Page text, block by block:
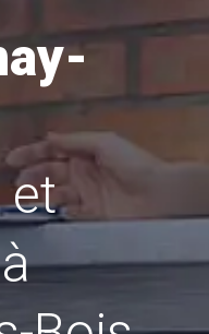
et